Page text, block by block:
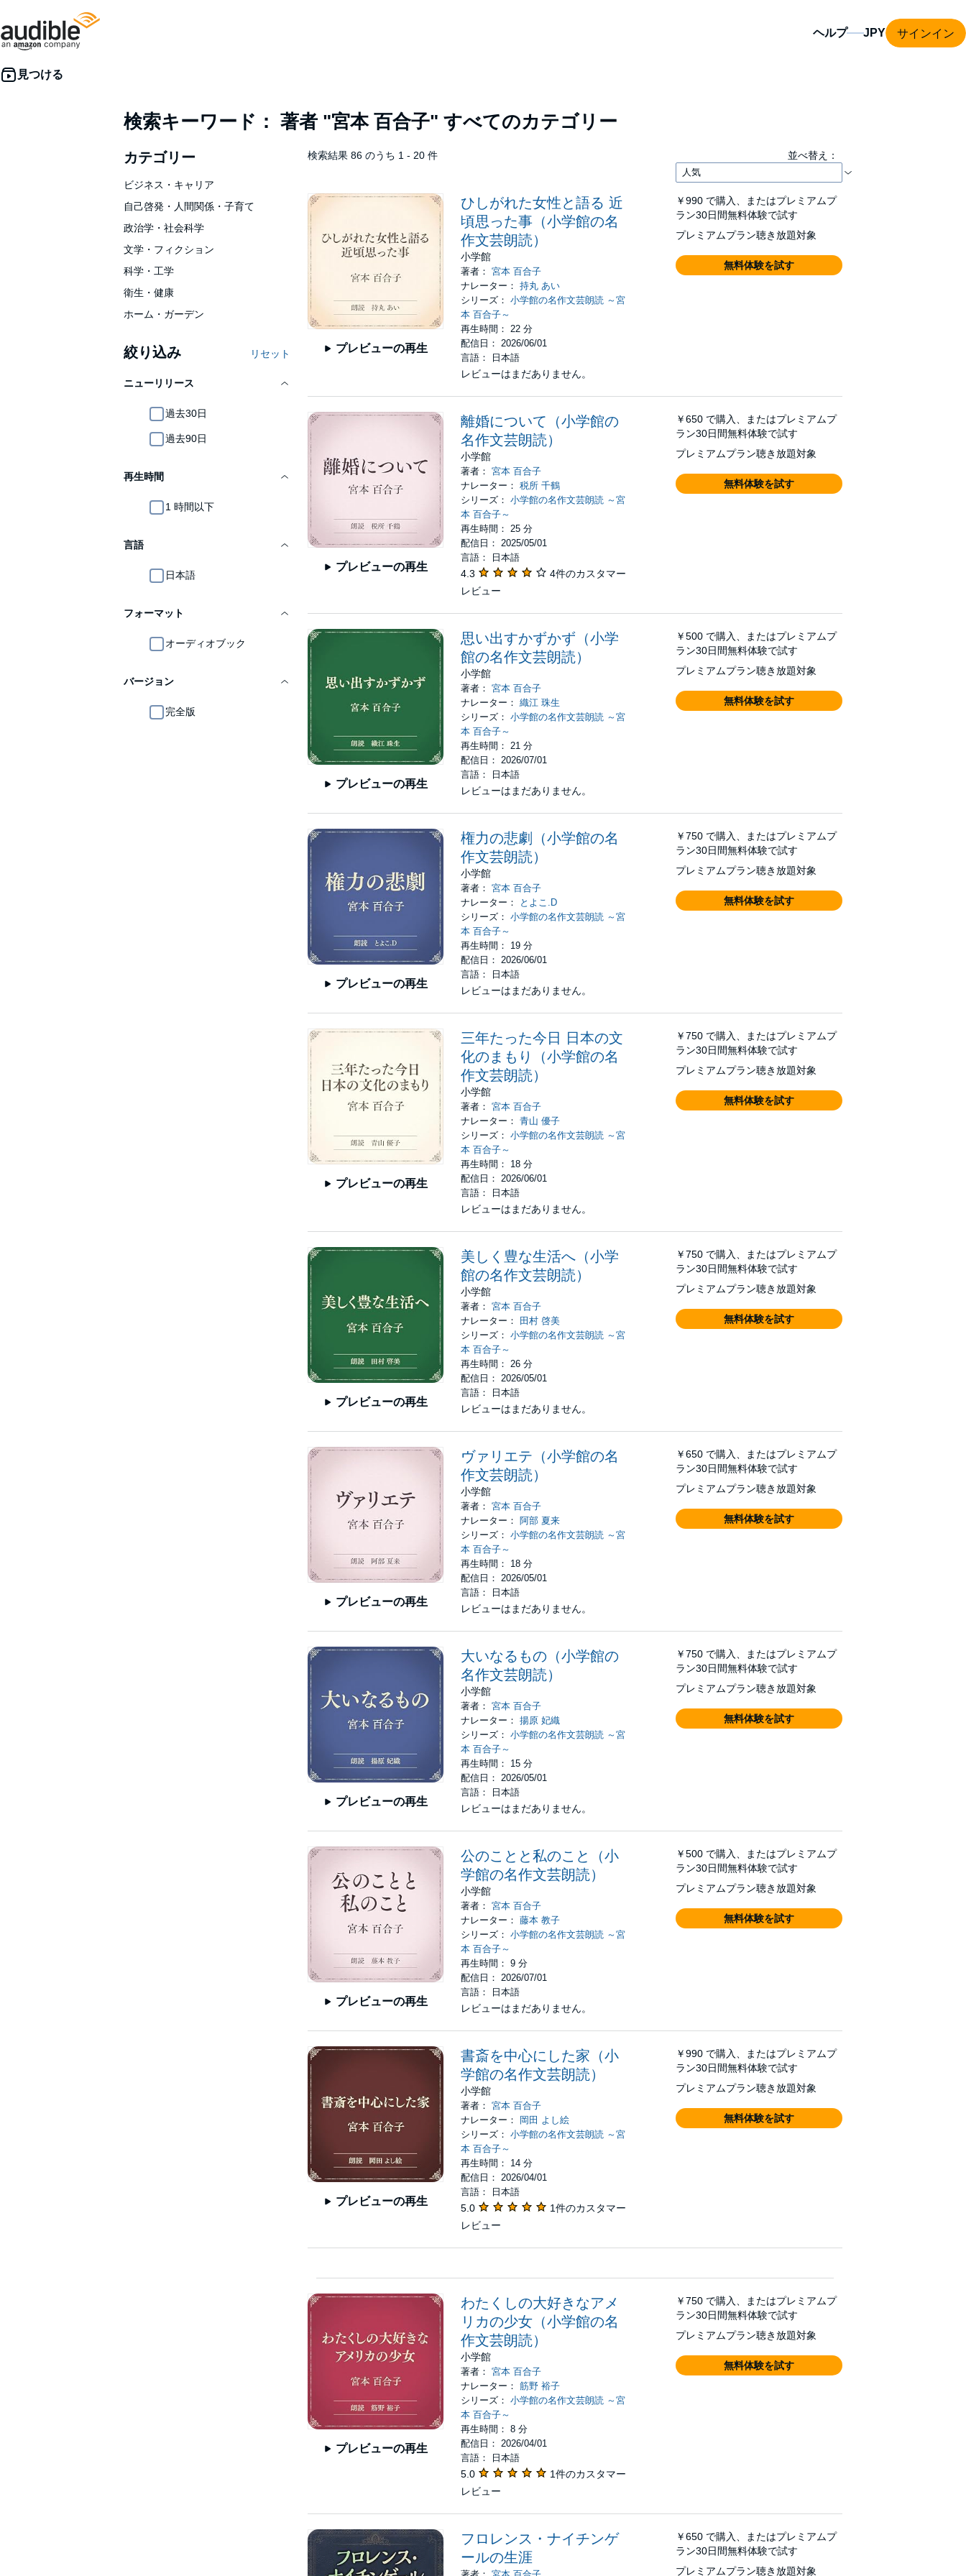
ヘルプ サインイン
検索キーワード： 著者 "宮本 百合子" すべてのカテゴリー
カテゴリー
ビジネス・キャリア
自己啓発・人間関係・子育て
政治学・社会科学
文学・フィクション
科学・工学
衛生・健康
ホーム・ガーデン
絞り込み リセット
ニューリリース
過去30日
過去90日
再生時間
1 時間以下
言語
日本語
フォーマット
オーディオブック
バージョン
完全版
検索結果 86 のうち 1 - 20 件 並べ替え：
プレビューの再生
ひしがれた女性と語る 近
頃思った事（小学館の名
作文芸朗読）
小学館
著者：宮本 百合子
ナレーター：持丸 あい
シリーズ：小学館の名作文芸朗読 ～宮
本 百合子～
再生時間： 22 分
配信日： 2026/06/01
言語： 日本語
レビューはまだありません。
￥990 で購入、またはプレミアムプ
ラン30日間無料体験で試す
プレミアムプラン聴き放題対象
無料体験を試す
プレビューの再生
離婚について（小学館の
名作文芸朗読）
小学館
著者：宮本 百合子
ナレーター：税所 千鶴
シリーズ：小学館の名作文芸朗読 ～宮
本 百合子～
再生時間： 25 分
配信日： 2025/05/01
言語： 日本語
4.3
4件のカスタマー
レビュー
￥650 で購入、またはプレミアムプ
ラン30日間無料体験で試す
プレミアムプラン聴き放題対象
無料体験を試す
プレビューの再生
思い出すかずかず（小学
館の名作文芸朗読）
小学館
著者：宮本 百合子
ナレーター：織江 珠生
シリーズ：小学館の名作文芸朗読 ～宮
本 百合子～
再生時間： 21 分
配信日： 2026/07/01
言語： 日本語
レビューはまだありません。
￥500 で購入、またはプレミアムプ
ラン30日間無料体験で試す
プレミアムプラン聴き放題対象
無料体験を試す
プレビューの再生
権力の悲劇（小学館の名
作文芸朗読）
小学館
著者：宮本 百合子
ナレーター：
とよこ.D
シリーズ：小学館の名作文芸朗読 ～宮
本 百合子～
再生時間： 19 分
配信日： 2026/06/01
言語： 日本語
レビューはまだありません。
￥750 で購入、またはプレミアムプ
ラン30日間無料体験で試す
プレミアムプラン聴き放題対象
無料体験を試す
プレビューの再生
三年たった今日 日本の文
化のまもり（小学館の名
作文芸朗読）
小学館
著者：宮本 百合子
ナレーター：青山 優子
シリーズ：小学館の名作文芸朗読 ～宮
本 百合子～
再生時間： 18 分
配信日： 2026/06/01
言語： 日本語
レビューはまだありません。
￥750 で購入、またはプレミアムプ
ラン30日間無料体験で試す
プレミアムプラン聴き放題対象
無料体験を試す
プレビューの再生
美しく豊な生活へ（小学
館の名作文芸朗読）
小学館
著者：宮本 百合子
ナレーター：
田村 啓美
シリーズ：小学館の名作文芸朗読 ～宮
本 百合子～
再生時間： 26 分
配信日： 2026/05/01
言語： 日本語
レビューはまだありません。
￥750 で購入、またはプレミアムプ
ラン30日間無料体験で試す
プレミアムプラン聴き放題対象
無料体験を試す
プレビューの再生
ヴァリエテ（小学館の名
作文芸朗読）
小学館
著者：宮本 百合子
ナレーター： 阿部 夏来
シリーズ：小学館の名作文芸朗読 ～宮
本 百合子～
再生時間： 18 分
配信日： 2026/05/01
言語： 日本語
レビューはまだありません。
￥650 で購入、またはプレミアムプ
ラン30日間無料体験で試す
プレミアムプラン聴き放題対象
無料体験を試す
プレビューの再生
大いなるもの（小学館の
名作文芸朗読）
小学館
著者：宮本 百合子
ナレーター：揚原 妃織
シリーズ：小学館の名作文芸朗読 ～宮
本 百合子～
再生時間： 15 分
配信日： 2026/05/01
言語： 日本語
レビューはまだありません。
￥750 で購入、またはプレミアムプ
ラン30日間無料体験で試す
プレミアムプラン聴き放題対象
無料体験を試す
プレビューの再生
公のことと私のこと（小
学館の名作文芸朗読）
小学館
著者：宮本 百合子
ナレーター：藤本 教子
シリーズ：小学館の名作文芸朗読 ～宮
本 百合子～
再生時間： 9 分
配信日： 2026/07/01
言語： 日本語
レビューはまだありません。
￥500 で購入、またはプレミアムプ
ラン30日間無料体験で試す
プレミアムプラン聴き放題対象
無料体験を試す
プレビューの再生
書斎を中心にした家（小
学館の名作文芸朗読）
小学館
著者：宮本 百合子
ナレーター：
岡田 よし絵
シリーズ：小学館の名作文芸朗読 ～宮
本 百合子～
再生時間： 14 分
配信日： 2026/04/01
言語： 日本語
5.0
1件のカスタマー
レビュー
￥990 で購入、またはプレミアムプ
ラン30日間無料体験で試す
プレミアムプラン聴き放題対象
無料体験を試す
プレビューの再生
わたくしの大好きなアメ
リカの少女（小学館の名
作文芸朗読）
小学館
著者：宮本 百合子
ナレーター：筋野 裕子
シリーズ：小学館の名作文芸朗読 ～宮
本 百合子～
再生時間： 8 分
配信日： 2026/04/01
言語： 日本語
5.0
1件のカスタマー
レビュー
￥750 で購入、またはプレミアムプ
ラン30日間無料体験で試す
プレミアムプラン聴き放題対象
無料体験を試す
フロレンス・ナイチンゲ
ールの生涯
￥650 で購入、またはプレミアムプ
ラン30日間無料体験で試す
プレミアムプラン聴き放題対象